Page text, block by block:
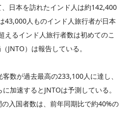
日本を訪れたインド人は約142,400
43,000人ものインド人旅行者が日本
えるインド人旅行者数は初めてのこ
JNTO）は報告している。
数が過去最高の233,100人に達し、
加速するとJNTOは予測している。
入国者数は、前年同期比で約40%の